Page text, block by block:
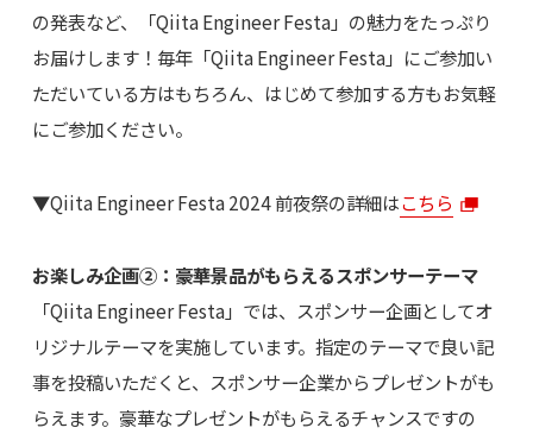
の発表など、「Qiita Engineer Festa」の魅力をたっぷり
お届けします！毎年「Qiita Engineer Festa」にご参加い
ただいている方はもちろん、はじめて参加する方もお気軽
にご参加ください。
▼Qiita Engineer Festa 2024 前夜祭の詳細はこちら
お楽しみ企画②：豪華景品がもらえるスポンサーテーマ
「Qiita Engineer Festa」では、スポンサー企画としてオ
リジナルテーマを実施しています。指定のテーマで良い記
事を投稿いただくと、スポンサー企業からプレゼントがも
らえます。豪華なプレゼントがもらえるチャンスですの